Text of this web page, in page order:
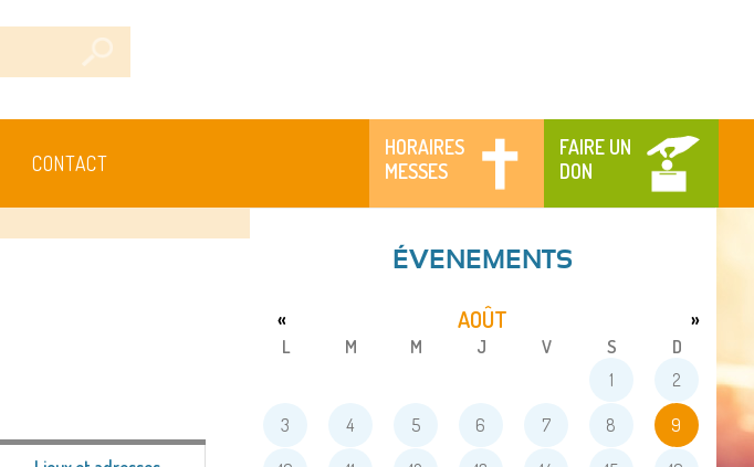
HORAIRES
MESSES
FAIRE UN
DON
CONTACT
ÉVENEMENTS
AOÛT
« »
L M M J V S
D
1
2
3 4 5 6 7 8 9